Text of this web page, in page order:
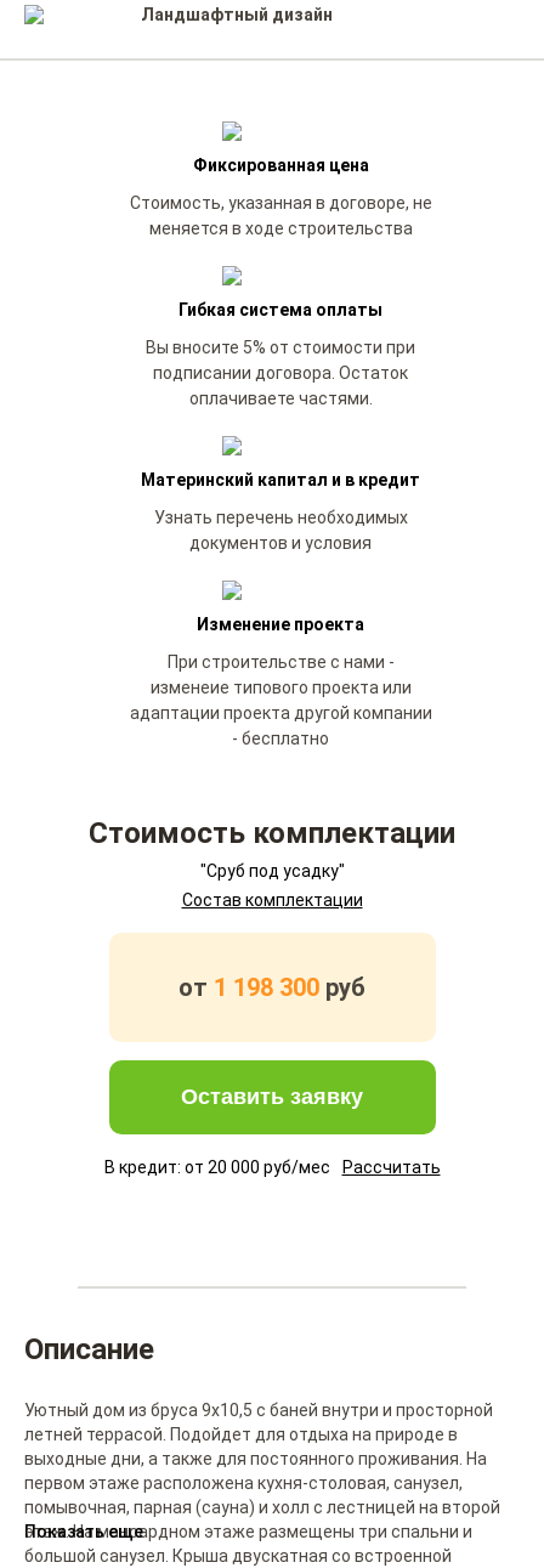
Ландшафтный дизайн
Фиксированная цена
Стоимость, указанная в договоре, не
меняется в ходе строительства
Гибкая система оплаты
Вы вносите 5% от стоимости при
подписании договора. Остаток
оплачиваете частями.
Материнский капитал и в кредит
Узнать перечень необходимых
документов и условия
Изменение проекта
При строительстве с нами -
изменеие типового проекта или
адаптации проекта другой компании
- бесплатно
Стоимость комплектации
"Сруб под усадку"
Состав комплектации
от 1 198 300 руб
Оставить заявку
В кредит: от 20 000 руб/мес Рассчитать
Описание
Уютный дом из бруса 9х10,5 с баней внутри и просторной
летней террасой. Подойдет для отдыха на природе в
выходные дни, а также для постоянного проживания. На
первом этаже расположена кухня-столовая, санузел,
помывочная, парная (сауна) и холл с лестницей на второй
этаж. На мансардном этаже размещены три спальни и
большой санузел. Крыша двускатная со встроенной
Показать еще